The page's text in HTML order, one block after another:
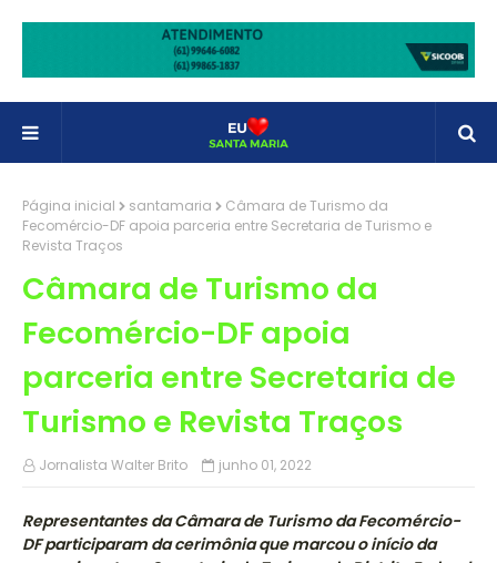
Página inicial santamaria
Câmara de Turismo da
Fecomércio-DF apoia parceria entre Secretaria de Turismo e
Revista Traços
Câmara de Turismo da
Fecomércio-DF apoia
parceria entre Secretaria de
Turismo e Revista Traços
Jornalista Walter Brito junho 01, 2022
Representantes da Câmara de Turismo da Fecomércio-
DF participaram da cerimônia que marcou o início da